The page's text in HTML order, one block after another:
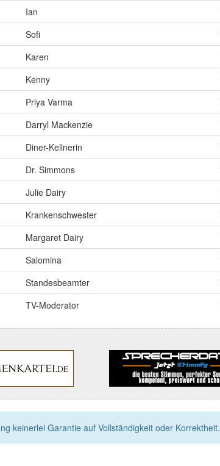
Ian
Sofi
Karen
Kenny
Priya Varma
Darryl Mackenzie
Diner-Kellnerin
Dr. Simmons
Julie Dairy
Krankenschwester
Margaret Dairy
Salomina
Standesbeamter
TV-Moderator
keinerlei Garantie auf Vollständigkeit oder Korrektheit.